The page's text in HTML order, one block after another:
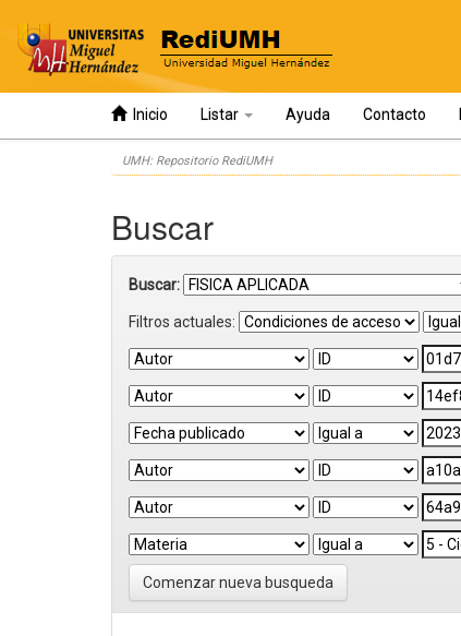
Inicio Listar Ayuda Contacto
UMH: Repositorio RediUMH
Buscar
Buscar:
Filtros actuales:
Comenzar nueva busqueda